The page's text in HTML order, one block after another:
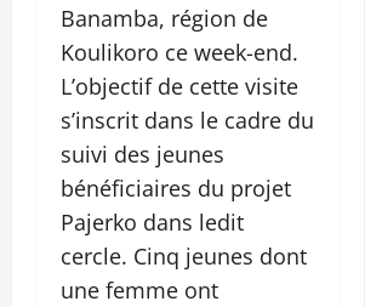
Banamba, région de
Koulikoro ce week-end.
L’objectif de cette visite
s’inscrit dans le cadre du
suivi des jeunes
bénéficiaires du projet
Pajerko dans ledit
cercle. Cinq jeunes dont
une femme ont